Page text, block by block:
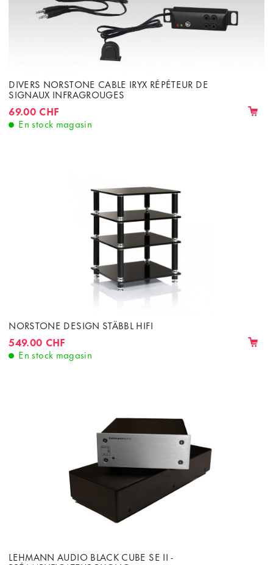
DIVERS NORSTONE CABLE IRYX RÉPÉTEUR DE
SIGNAUX INFRAGROUGES
69.00 CHF
En stock magasin
NORSTONE DESIGN STÄBBL HIFI
549.00 CHF
En stock magasin
LEHMANN AUDIO BLACK CUBE SE II -